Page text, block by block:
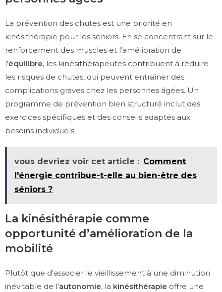
La prévention des chutes est une priorité en
kinésithérapie pour les seniors. En se concentrant sur le
renforcement des muscles et l’amélioration de
l’équilibre, les kinésithérapeutes contribuent à réduire
les risques de chutes, qui peuvent entraîner des
complications graves chez les personnes âgées. Un
programme de prévention bien structuré inclut des
exercices spécifiques et des conseils adaptés aux
besoins individuels.
vous devriez voir cet article : Comment
l'énergie contribue-t-elle au bien-être des
séniors ?
La kinésithérapie comme
opportunité d’amélioration de la
mobilité
Plutôt que d’associer le vieillissement à une diminution
inévitable de l’autonomie, la kinésithérapie offre une